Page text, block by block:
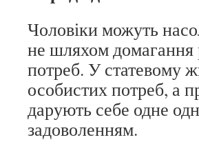
Чоловіки можуть
не шляхом домагання
потреб. У статевому
особистих потреб, а
дарують себе одне
задоволенням.